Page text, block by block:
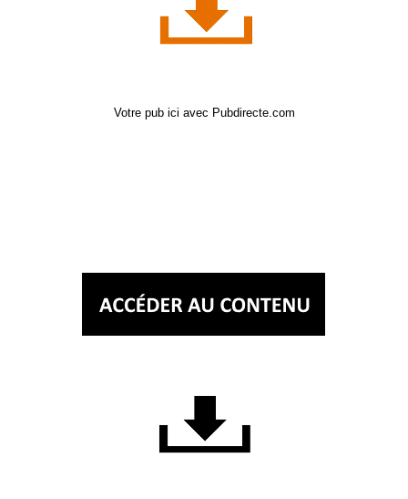
Votre pub ici avec Pubdirecte.com